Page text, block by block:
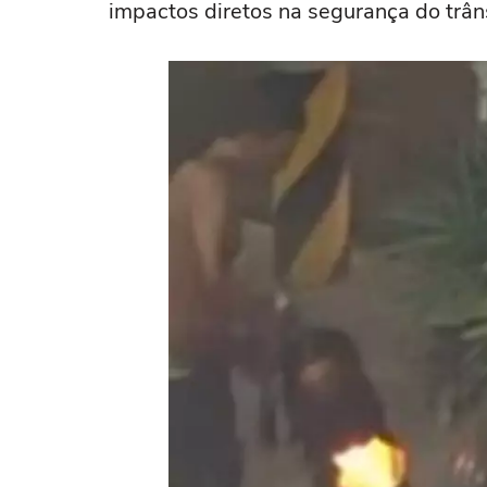
impactos diretos na segurança do